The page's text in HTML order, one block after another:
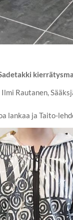
Rautanen,
lankaa ja Taito-